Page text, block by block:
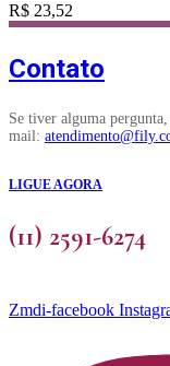
R$ 23,52
Contato
Se tiver alguma
mail:
LIGUE AGORA
(11) 2591-6274
Zmdi-facebook